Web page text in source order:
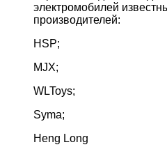
электромобилей
производителей:
HSP;
MJX;
WLToys;
Syma;
Heng Long